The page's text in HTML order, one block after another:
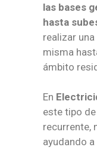
las bases
hasta
realizar
misma
ámbito
En
este tipo
recurrente,
ayudando